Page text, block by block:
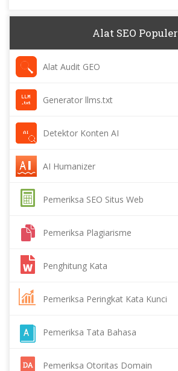
Alat SEO Populer
Alat Audit GEO
Generator llms.txt
Detektor Konten AI
AI Humanizer
Pemeriksa SEO Situs Web
Pemeriksa Plagiarisme
Penghitung Kata
Pemeriksa Peringkat Kata Kunci
Pemeriksa Tata Bahasa
Pemeriksa Otoritas Domain